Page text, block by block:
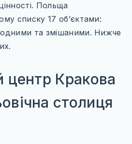
Польща
списку 17 об’єктами:
та змішаними. Нижче
центр Кракова
столиця